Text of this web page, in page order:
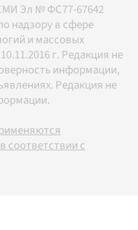
Эл № ФС77-67642
надзору в сфере
и массовых
г. Редакция не
информации,
Редакция не
соответствии с